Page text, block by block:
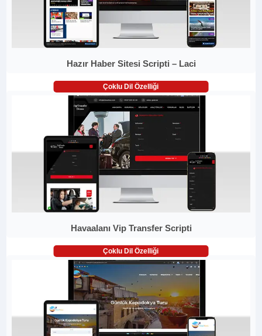
Hazır Haber Sitesi Scripti – Laci
Çoklu Dil Özelliği
Havaalanı Vip Transfer Scripti
Çoklu Dil Özelliği